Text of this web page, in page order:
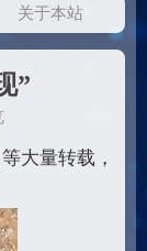
关于本站
”
大量转载，